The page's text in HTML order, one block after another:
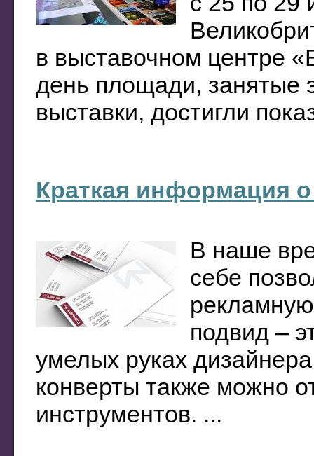
в выставочном центре
день площади, занятые
выставки, достигли
Краткая информация о
В наше
себе
подвид –
умелых руках
конверты также можно
инструментов. ...